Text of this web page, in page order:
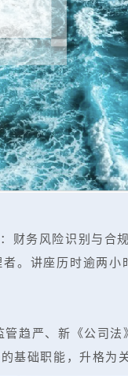
财务风险识别与合
。讲座历时逾两
趋严、新《公司法
基础职能，升格为